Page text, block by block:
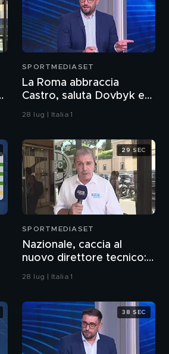
SPORTMEDIASET
La Roma abbraccia
Castro, saluta Dovbyk e
punta a un nuovo
28 lug | Italia 1
SPORTMEDIASET
Nazionale, caccia al
nuovo direttore tecnico:
ecco chi potrebbe essere
28 lug | Italia 1
29 SEC
38 SEC